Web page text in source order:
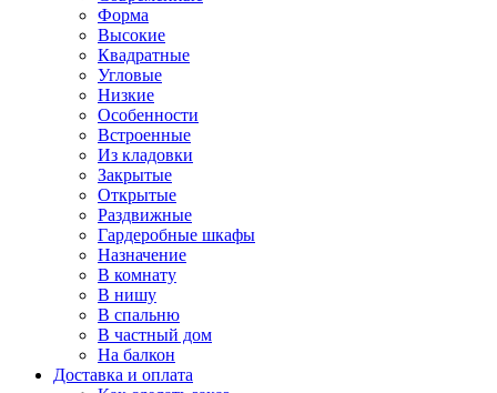
Форма
Высокие
Квадратные
Угловые
Низкие
Особенности
Встроенные
Из кладовки
Закрытые
Открытые
Раздвижные
Гардеробные шкафы
Назначение
В комнату
В нишу
В спальню
В частный дом
На балкон
Доставка и оплата